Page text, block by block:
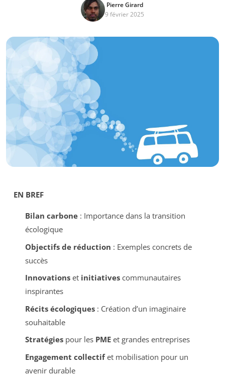
Pierre Girard
9 février 2025
EN BREF
Bilan carbone: Importance dans la transition
écologique
Objectifs de réduction : Exemples concrets de
succès
Innovationset initiativescommunautaires
inspirantes
Récits écologiques: Création d’un imaginaire
souhaitable
Stratégiespour les PMEet grandes entreprises
Engagement collectifet mobilisation pour un
avenir durable